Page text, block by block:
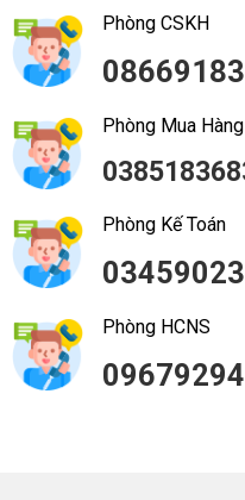
Phòng CSKH
Phòng Mua Hàng
Phòng Kế Toán
Phòng HCNS